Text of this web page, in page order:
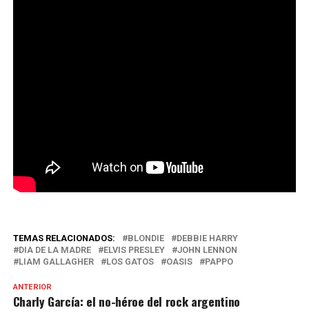
TEMAS RELACIONADOS: BLONDIE
DEBBIE HARRY
DIA DE LA MADRE
ELVIS PRESLEY
JOHN LENNON
LIAM GALLAGHER
LOS GATOS OASIS PAPPO
ANTERIOR
Charly García: el no-héroe del rock argentino